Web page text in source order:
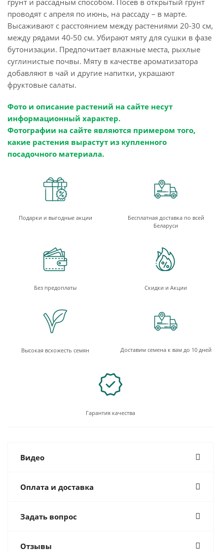
грунт и рассадным способом. Посев в открытый грунт
проводят с апреля по июнь, на рассаду – в марте.
Высаживают с расстоянием между растениями 20-30 см,
между рядами 40-50 см. Убирают мяту для сушки в фазе
бутонизации. Предпочитает влажные места, рыхлые
суглинистые почвы. Мяту в качестве ароматизатора
добавляют в чай и другие напитки, украшают
фруктовые салаты.
Фото и описание растений на сайте несут
информационный характер.
Фотографии на сайте являются примером того,
какие растения вырастут из купленного
посадочного материала.
Подарки и выгодные акции
Бесплатная доставка по всей
Беларуси
Без предоплаты Скидки и Акции
Высокая всхожесть семян Доставим семена к вам до 10 дней
Гарантия качества
Видео
Оплата и доставка
Задать вопрос
Отзывы